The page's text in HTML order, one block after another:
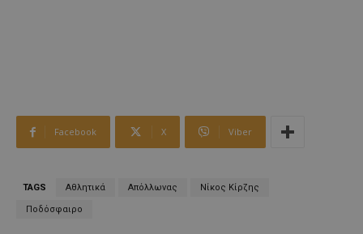
Facebook X Viber
TAGS Αθλητικά Απόλλωνας Νίκος Κίρζης
Ποδόσφαιρο